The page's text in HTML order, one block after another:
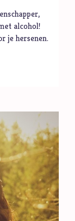
alcohol!
je hersenen.